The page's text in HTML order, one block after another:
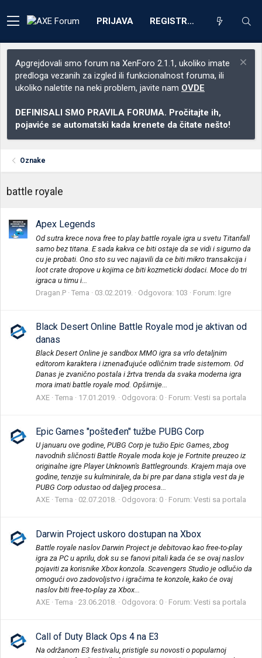
PRIJAVA REGISTRACIJA
Apgrejdovali smo forum na XenForo 2.1.1, ukoliko imate
predloga vezanih za izgled ili funkcionalnost foruma, ili
ukoliko naletite na neki problem, javite nam OVDE
DEFINISALI SMO PRAVILA FORUMA. Pročitajte ih,
pojaviće se automatski kada krenete da čitate nešto!
Oznake
battle royale
Apex Legends
Od sutra krece nova free to play battle royale igra u svetu Titanfall
samo bez titana. E sada kakva ce biti ostaje da se vidi i sigurno da
cu je probati. Ono sto su vec najavili da ce biti mikro transakcija i
loot crate dropove u kojima ce biti kozmeticki dodaci. Moce do tri
igraca u timu i...
Dragan.P Tema 03.02.2019. Odgovora: 103 Forum: Igre
Black Desert Online Battle Royale mod je aktivan od
danas
Black Desert Online je sandbox MMO igra sa vrlo detaljnim
editorom karaktera i iznenađujuće odličnim trade sistemom. Od
Danas je zvanično postala i žrtva trenda da svaka moderna igra
mora imati battle royale mod. Opširnije...
AXE Tema 17.01.2019. Odgovora: 0 Forum: Vesti sa portala
Epic Games "pošteđen" tužbe PUBG Corp
U januaru ove godine, PUBG Corp je tužio Epic Games, zbog
navodnih sličnosti Battle Royale moda koje je Fortnite preuzeo iz
originalne igre Player Unknown's Battlegrounds. Krajem maja ove
godine, tenzije su kulminirale, da bi pre par dana stigla vest da je
PUBG Corp odustao od daljeg procesa...
AXE Tema 02.07.2018. Odgovora: 0 Forum: Vesti sa portala
Darwin Project uskoro dostupan na Xbox
Battle royale naslov Darwin Project je debitovao kao free-to-play
igra za PC u aprilu, dok su se fanovi pitali kada će se ovaj naslov
pojaviti za korisnike Xbox konzola. Scavengers Studio je odlučio da
omogući ovo zadovoljstvo i igračima te konzole, kako će ovaj
naslov biti free-to-play za Xbox...
AXE Tema 23.06.2018. Odgovora: 0 Forum: Vesti sa portala
Call of Duty Black Ops 4 na E3
Na održanom E3 festivalu, pristigle su novosti o popularnoj